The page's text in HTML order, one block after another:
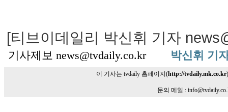
[티브이데일리 박신휘 기자
기사제보 news@tvdaily.co.kr 박신휘 기
이 기사는 tvdaily 홈페이지(http://tvdaily.mk.co.kr
문의 메일 :